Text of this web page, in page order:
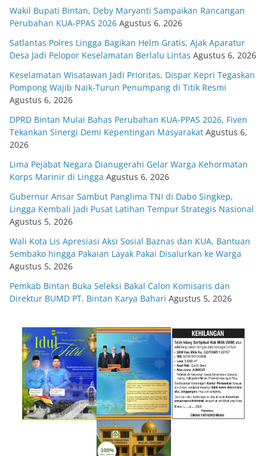
Wakil Bupati Bintan, Deby Maryanti Sampaikan Rancangan
Perubahan KUA-PPAS 2026 Agustus 6, 2026
Satlantas Polres Lingga Bagikan Helm Gratis, Ajak Aparatur
Desa Jadi Pelopor Keselamatan Berlalu Lintas Agustus 6, 2026
Keselamatan Wisatawan Jadi Prioritas, Dispar Kepri Tegaskan
Pompong Wajib Naik-Turun Penumpang di Titik Resmi
Agustus 6, 2026
DPRD Bintan Mulai Bahas Perubahan KUA-PPAS 2026, Fiven
Tekankan Sinergi Demi Kepentingan Masyarakat Agustus 6,
2026
Lima Pejabat Negara Dianugerahi Gelar Warga Kehormatan
Korps Marinir di Lingga Agustus 6, 2026
Gubernur Ansar Sambut Panglima TNI di Dabo Singkep,
Lingga Kembali Jadi Pusat Latihan Tempur Strategis Nasional
Agustus 5, 2026
Wali Kota Lis Apresiasi Aksi Sosial Baznas dan KUA, Bantuan
Sembako hingga Pakaian Layak Pakai Disalurkan ke Warga
Agustus 5, 2026
Pemkab Bintan Buka Seleksi Bakal Calon Komisaris dan
Direktur BUMD PT. Bintan Karya Bahari Agustus 5, 2026